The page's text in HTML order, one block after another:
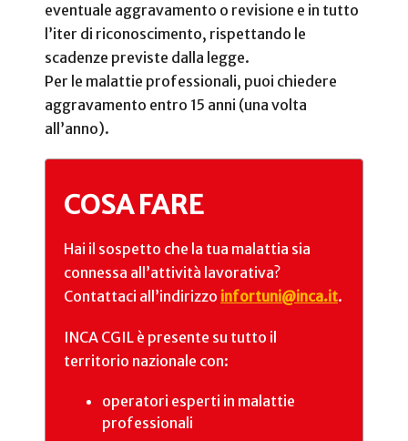
eventuale aggravamento o revisione e in tutto
l’iter di riconoscimento, rispettando le
scadenze previste dalla legge.
Per le malattie professionali, puoi chiedere
aggravamento entro 15 anni (una volta
all’anno).
COSA FARE
Hai il sospetto che la tua malattia sia
connessa all’attività lavorativa?
Contattaci all’indirizzo infortuni@inca.it.
INCA CGIL è presente su tutto il
territorio nazionale con:
operatori esperti in malattie
professionali